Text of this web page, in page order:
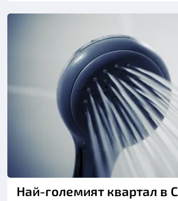
Снимка: Пиксабей
Най-големият квартал в